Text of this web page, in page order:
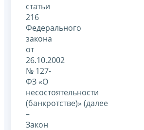
статьи
216
Федерального
закона
от
26.10.2002
№ 127-
ФЗ «О
несостоятельности
(банкротстве)» (далее
–
Закон